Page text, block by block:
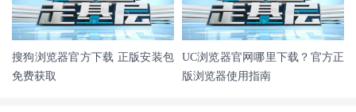
搜狗浏览器官方下载 正版安装包
免费获取
UC浏览器官网哪里下载？官方正
版浏览器使用指南